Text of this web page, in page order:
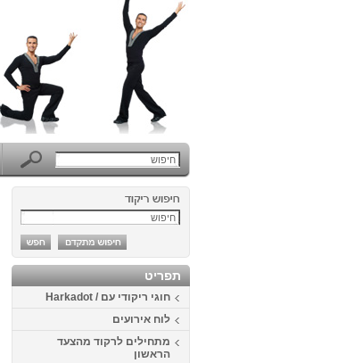
תפריט
חוגי ריקודי עם / Harkadot
לוח אירועים
מתחילים לרקוד מהצעד
הראשון